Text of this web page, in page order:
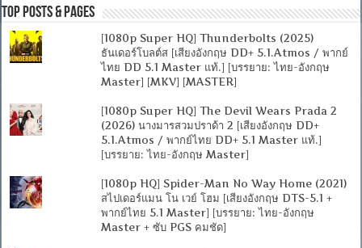
Top Posts & Pages
[1080p Super HQ] Thunderbolts (2025)
ธันเดอร์โบลต์ส [เสียงอังกฤษ DD+ 5.1.Atmos / พากย์
ไทย DD 5.1 Master แท้.] [บรรยาย: ไทย-อังกฤษ
Master] [MKV] [MASTER]
[1080p Super HQ] The Devil Wears Prada 2
(2026) นางมารสวมปราด้า 2 [เสียงอังกฤษ DD+
5.1.Atmos / พากย์ไทย DD+ 5.1 Master แท้.]
[บรรยาย: ไทย-อังกฤษ Master]
[1080p HQ] Spider-Man No Way Home (2021)
สไปเดอร์แมน โน เวย์ โฮม [เสียงอังกฤษ DTS-5.1 +
พากย์ไทย 5.1 Master] [บรรยาย: ไทย-อังกฤษ
Master + ซับ PGS คมชัด]